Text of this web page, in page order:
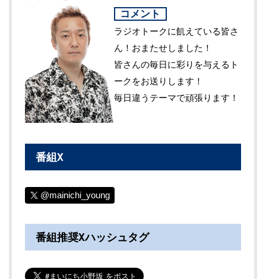
コメント
ラジオトークに飢えている皆さ
ん！おまたせしました！
皆さんの毎日に彩りを与えるト
ークをお送りします！
毎日違うテーマで頑張ります！
番組X
@mainichi_young
番組推奨Xハッシュタグ